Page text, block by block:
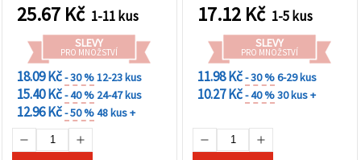
25.67 Kč 1-11 kus
SLEVY
PRO MNOŽSTVÍ
18.09 Kč- 30 %12-23 kus
15.40 Kč- 40 % 24-47 kus
12.96 Kč- 50 %48 kus +
17.12 Kč 1-5 kus
SLEVY
PRO MNOŽSTVÍ
11.98 Kč- 30 %6-29 kus
10.27 Kč- 40 %30 kus +